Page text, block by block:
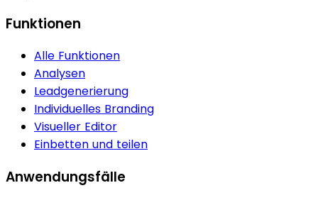
Funktionen
Alle Funktionen
Analysen
Leadgenerierung
Individuelles Branding
Visueller Editor
Einbetten und teilen
Anwendungsfälle